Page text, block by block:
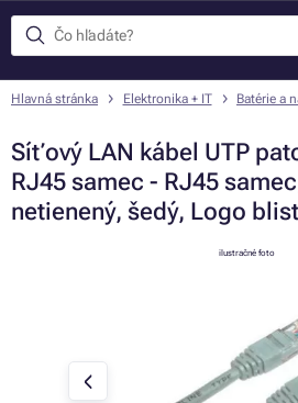
Hlavná stránka Elektronika + IT Batérie a
Síťový LAN kábel UTP
RJ45 samec - RJ45
netienený, šedý, Logo
ilustračné foto